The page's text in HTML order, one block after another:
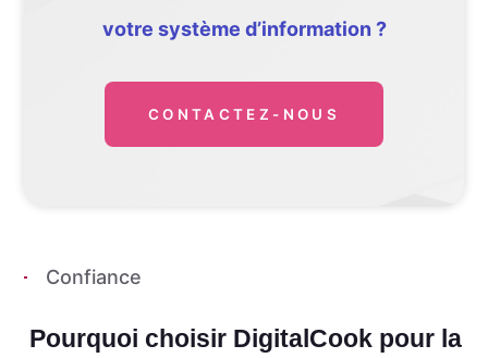
votre système d’information ?
CONTACTEZ-NOUS
Confiance
Pourquoi choisir DigitalCook pour la